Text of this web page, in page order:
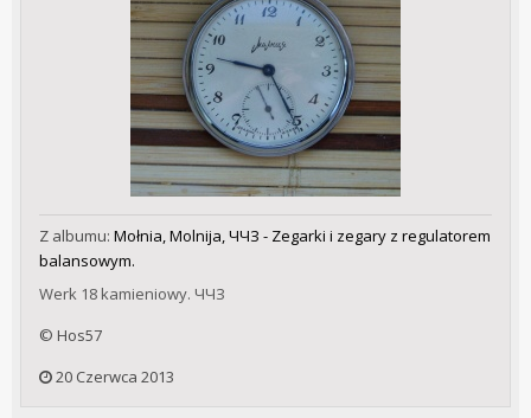
Z albumu: Mołnia, Molnija, ЧЧЗ - Zegarki i zegary z regulatorem
balansowym.
Werk 18 kamieniowy. ЧЧЗ
© Hos57
20 Czerwca 2013